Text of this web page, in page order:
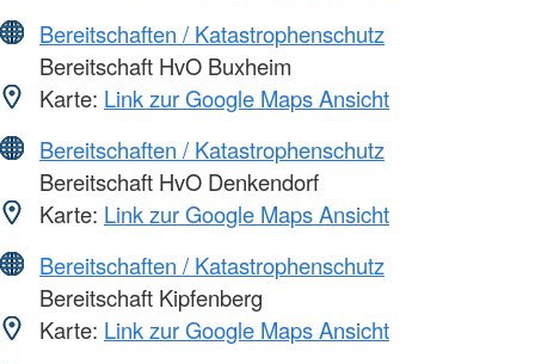
Bereitschaften / Katastrophenschutz
Bereitschaft HvO Buxheim
Karte: Link zur Google Maps Ansicht
Bereitschaften / Katastrophenschutz
Bereitschaft HvO Denkendorf
Karte: Link zur Google Maps Ansicht
Bereitschaften / Katastrophenschutz
Bereitschaft Kipfenberg
Karte: Link zur Google Maps Ansicht